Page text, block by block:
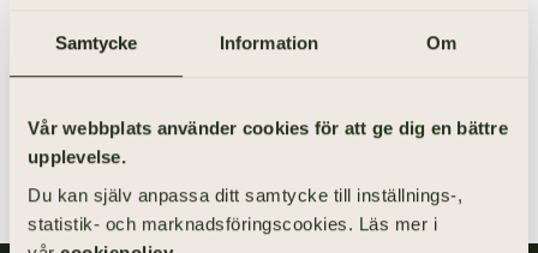
Samtycke Information Om
Vår webbplats använder cookies för att ge dig en bättre
upplevelse.
Du kan själv anpassa ditt samtycke till inställnings-,
statistik- och marknadsföringscookies. Läs mer i
Det är klokt att ta hjälp av en jurist för att vara säker på
att din framtidsfullmakt ska bli giltig och att den